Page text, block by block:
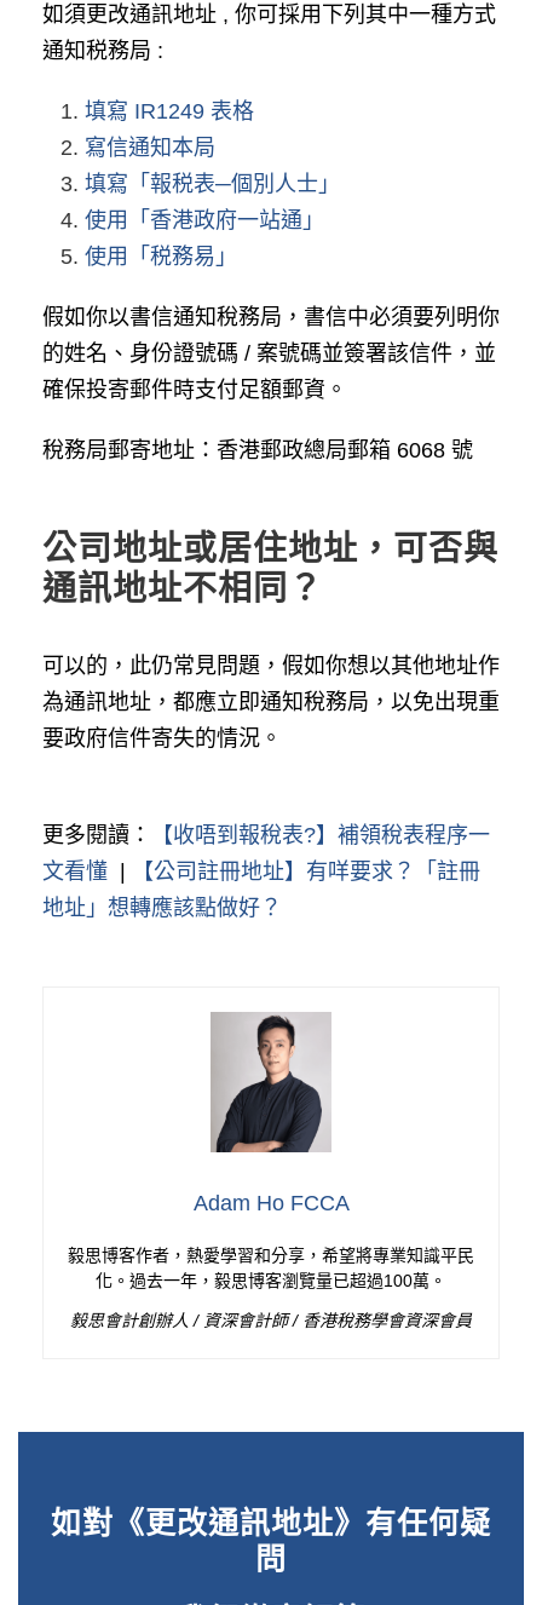
如須更改通訊地址 , 你可採用下列其中一種方式
通知税務局 :
填寫 IR1249 表格
寫信通知本局
填寫「報税表─個別人士」
使用「香港政府一站通」
使用「税務易」
假如你以書信通知稅務局，書信中必須要列明你
的姓名、身份證號碼 / 案號碼並簽署該信件，並
確保投寄郵件時支付足額郵資。
稅務局郵寄地址：香港郵政總局郵箱 6068 號
公司地址或居住地址，可否與
通訊地址不相同？
可以的，此仍常見問題，假如你想以其他地址作
為通訊地址，都應立即通知稅務局，以免出現重
要政府信件寄失的情況。
更多閱讀：
【收唔到報稅表?】補領稅表程序一
文看懂 |
【公司註冊地址】有咩要求？「註冊
地址」想轉應該點做好？
Adam Ho FCCA
毅思博客作者，熱愛學習和分享，希望將專業知識平民
化。過去一年，毅思博客瀏覽量已超過100萬。
毅思會計創辦人 / 資深會計師 / 香港稅務學會資深會員
如對《更改通訊地址》有任何疑
問